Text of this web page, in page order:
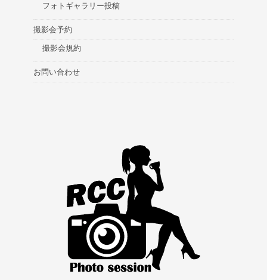
フォトギャラリー投稿
撮影会予約
撮影会規約
お問い合わせ